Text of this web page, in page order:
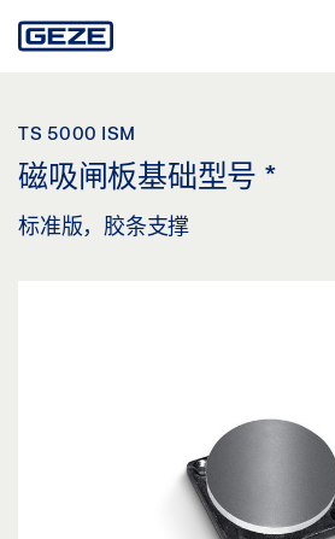
to
TS 5000 ISM
磁吸闸板基础型号 *
标准版，胶条支撑